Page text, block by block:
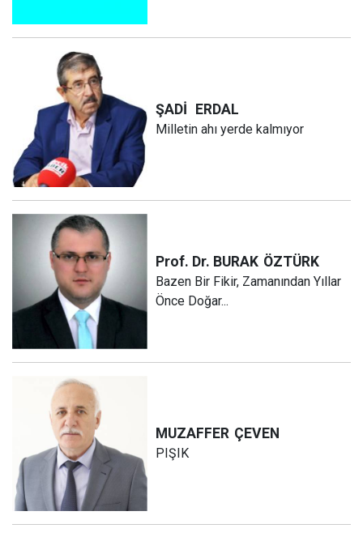
ŞADİ ERDAL
Milletin ahı yerde kalmıyor
Prof. Dr. BURAK ÖZTÜRK
Bazen Bir Fikir, Zamanından Yıllar
Önce Doğar...
MUZAFFER ÇEVEN
PIŞIK